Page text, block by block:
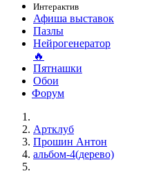
Интерактив
Афиша выставок
Пазлы
Нейрогенератор
🔥
Пятнашки
Обои
Форум
Артклуб
Прошин Антон
альбом-4(дерево)